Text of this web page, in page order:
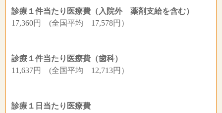
診療１件当たり医療費（入院外 薬剤支給を含む）
17,360円 (全国平均 17,578円）
診療１件当たり医療費（歯科）
11,637円 (全国平均 12,713円）
診療１日当たり医療費